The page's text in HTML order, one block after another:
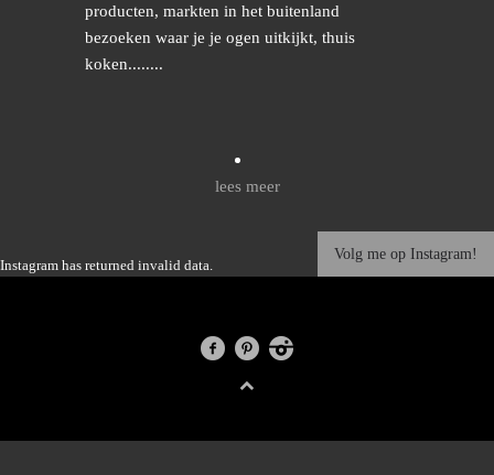
producten, markten in het buitenland
bezoeken waar je je ogen uitkijkt, thuis
koken........
lees meer
Instagram has returned invalid data.
Volg me op Instagram!